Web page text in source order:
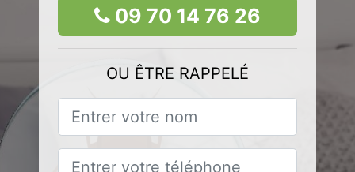
09 70 14 76 26
OU ÊTRE RAPPELÉ